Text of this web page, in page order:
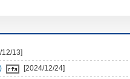
12/13]
[2024/12/24]